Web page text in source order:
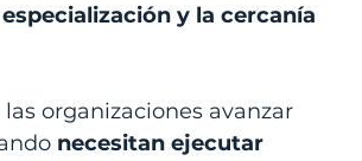
y la cercanía
organizaciones avanzar
necesitan ejecutar